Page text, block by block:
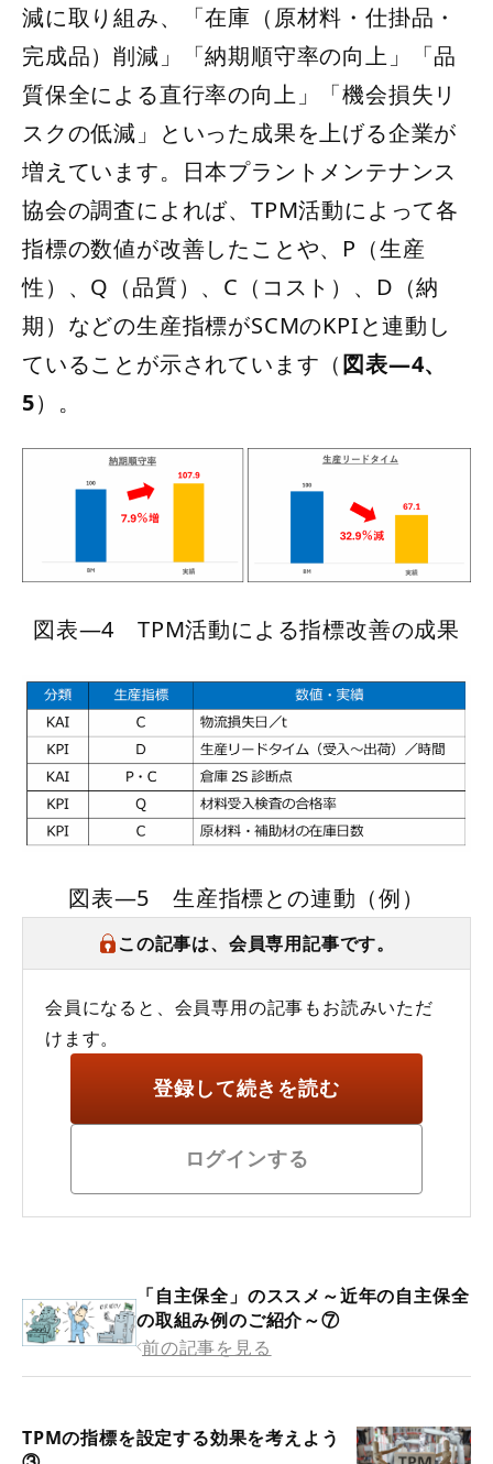
減に取り組み、「在庫（原材料・仕掛品・
完成品）削減」「納期順守率の向上」「品
質保全による直行率の向上」「機会損失リ
スクの低減」といった成果を上げる企業が
増えています。日本プラントメンテナンス
協会の調査によれば、TPM活動によって各
指標の数値が改善したことや、P（生産
性）、Q（品質）、C（コスト）、D（納
期）などの生産指標がSCMのKPIと連動し
ていることが示されています（図表―4、
5）。
図表―4 TPM活動による指標改善の成果
図表―5 生産指標との連動（例）
この記事は、会員専用記事です。
会員になると、会員専用の記事もお読みいただ
けます。
登録して続きを読む
ログインする
「自主保全」のススメ～近年の自主保全
の取組み例のご紹介～⑦
前の記事を見る
TPMの指標を設定する効果を考えよう